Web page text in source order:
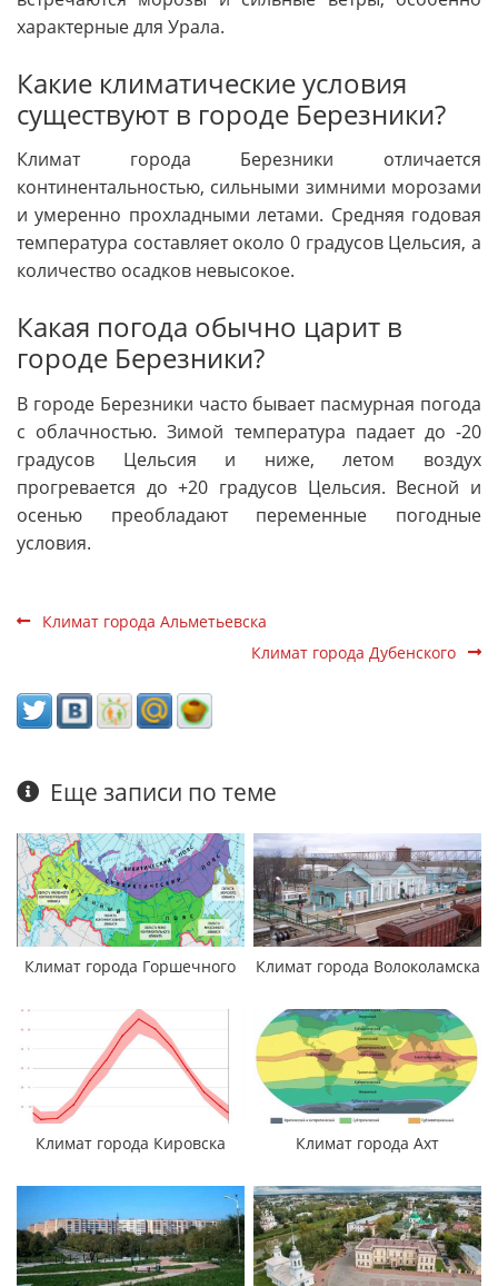
характерные для Урала.
Какие климатические условия
существуют в городе Березники?
Климат города Березники отличается
континентальностью, сильными зимними морозами
и умеренно прохладными летами. Средняя годовая
температура составляет около 0 градусов Цельсия, а
количество осадков невысокое.
Какая погода обычно царит в
городе Березники?
В городе Березники часто бывает пасмурная погода
с облачностью. Зимой температура падает до -20
градусов Цельсия и ниже, летом воздух
прогревается до +20 градусов Цельсия. Весной и
осенью преобладают переменные погодные
условия.
Климат города Альметьевска
Климат города Дубенского
Еще записи по теме
Климат города Горшечного Климат города Волоколамска
Климат города Кировска Климат города Ахт